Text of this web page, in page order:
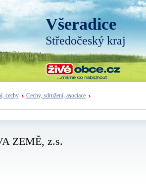
Všeradice
Středočeský kraj
cechy
Cechy, sdružení, asociace
ZEMĚ, z.s.